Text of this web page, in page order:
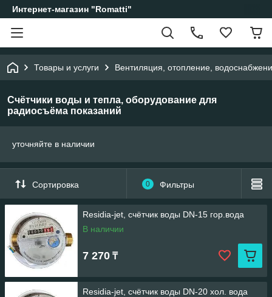
Интернет-магазин "Romatti"
Товары и услуги Вентиляция, отопление,
Счётчики воды и тепла, оборудование для
радиосъёма показаний
уточняйте в наличии
Сортировка 0 Фильтры
Residia-jet, счётчик воды DN-15 гор.вода
В наличии
7 270 ₸
Residia-jet, счётчик воды DN-20 хол. вода